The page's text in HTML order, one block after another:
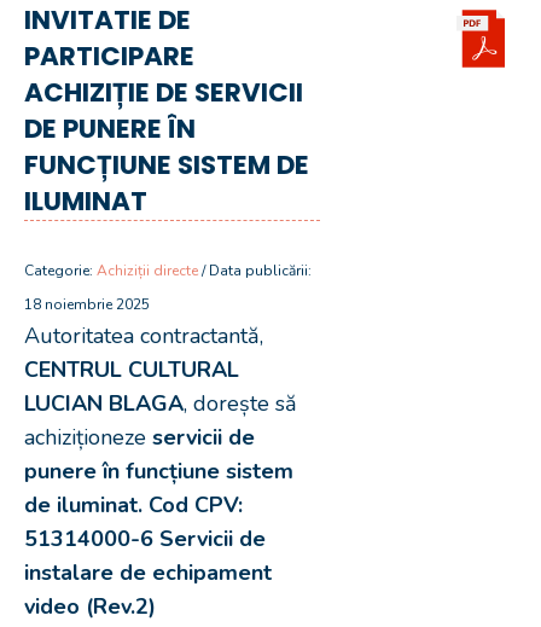
INVITATIE DE
PARTICIPARE
ACHIZIȚIE DE SERVICII
DE PUNERE ÎN
FUNCȚIUNE SISTEM DE
ILUMINAT
Categorie: Achiziții directe/ Data publicării:
18 noiembrie 2025
Autoritatea contractantă,
CENTRUL CULTURAL
LUCIAN BLAGA, dorește să
achiziționeze servicii de
punere în funcțiune sistem
de iluminat. Cod CPV:
51314000-6 Servicii de
instalare de echipament
video (Rev.2)